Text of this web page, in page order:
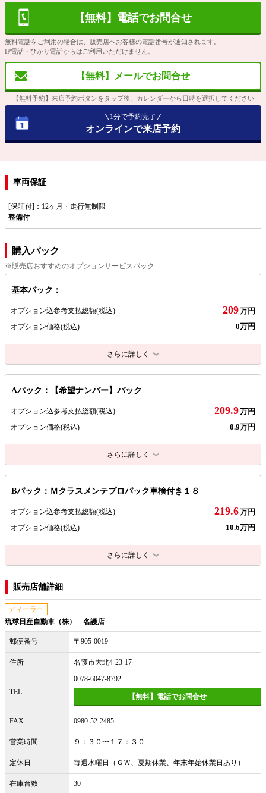
【無料】電話でお問合せ
無料電話をご利用の場合は、販売店へお客様の電話番号が通知されます。
IP電話・ひかり電話からはご利用いただけません。
【無料】メールでお問合せ
【無料予約】来店予約ボタンをタップ後、カレンダーから日時を選択してください
1分で予約完了
オンラインで来店予約
車両保証
[保証付]：12ヶ月・走行無制限
整備付
購入パック
※販売店おすすめのオプションサービスパック
基本パック：−
オプション込参考支払総額(税込) 209万円
オプション価格(税込) 0万円
さらに詳しく
Aパック：【希望ナンバー】パック
オプション込参考支払総額(税込) 209.9万円
オプション価格(税込) 0.9万円
さらに詳しく
Bパック：Ｍクラスメンテプロパック車検付き１８
オプション込参考支払総額(税込) 219.6万円
オプション価格(税込) 10.6万円
さらに詳しく
販売店舗詳細
ディーラー
琉球日産自動車（株） 名護店
郵便番号 〒905-0019
住所 名護市大北4-23-17
TEL
0078-6047-8792
【無料】電話でお問合せ
FAX 0980-52-2485
営業時間 ９：３０〜１７：３０
定休日 毎週水曜日（ＧＷ、夏期休業、年末年始休業日あり）
在庫台数 30